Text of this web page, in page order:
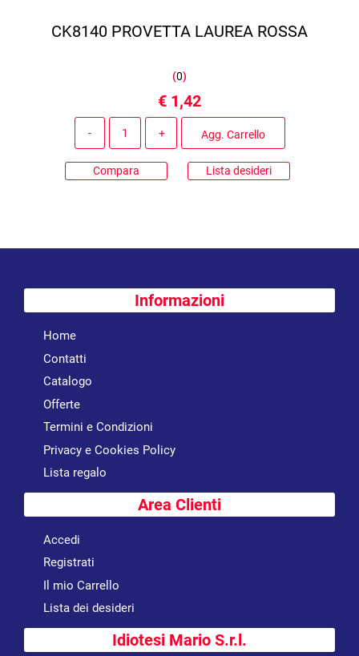
CK8140 PROVETTA LAUREA ROSSA
(0)
€ 1,42
Agg. Carrello
Compara Lista desideri
Informazioni
Home
Contatti
Catalogo
Offerte
Termini e Condizioni
Privacy e Cookies Policy
Lista regalo
Area Clienti
Accedi
Registrati
Il mio Carrello
Lista dei desideri
Idiotesi Mario S.r.l.